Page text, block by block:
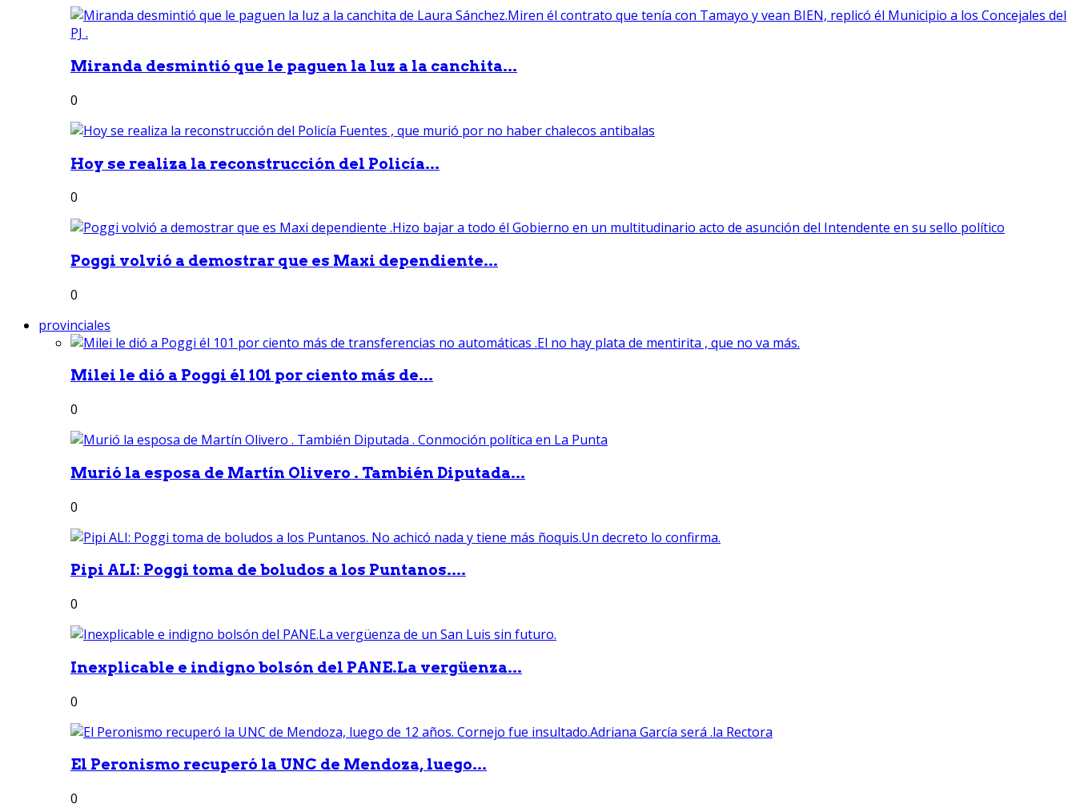
Miranda desmintió que le paguen la luz a la canchita...
0
Hoy se realiza la reconstrucción del Policía...
0
Poggi volvió a demostrar que es Maxi dependiente...
0
provinciales
Milei le dió a Poggi él 101 por ciento más de...
0
Murió la esposa de Martín Olivero . También Diputada...
0
Pipi ALI: Poggi toma de boludos a los Puntanos....
0
Inexplicable e indigno bolsón del PANE.La vergüenza...
0
El Peronismo recuperó la UNC de Mendoza, luego...
0